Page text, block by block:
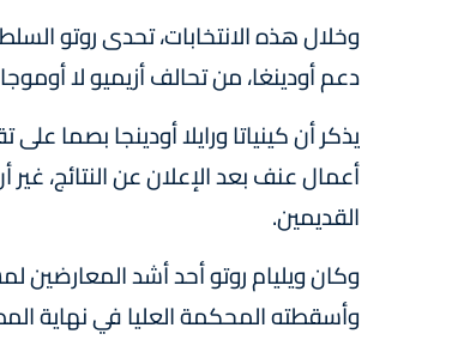
وخلال هذه الانتخابات، تحدى روتو
دعم أودينغا، من تحالف أزيميو لا
أعمال عنف بعد الإعلان عن النتائج، غير
القديمين.
وكان ويليام روتو أحد أشد المعارضين
وأسقطته المحكمة العليا في نهاية